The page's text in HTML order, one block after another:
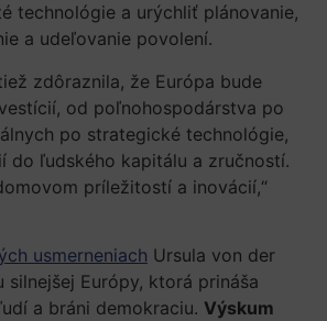
technológie a urýchliť plánovanie,
a udeľovanie povolení.
zdôraznila, že Európa bude
od poľnohospodárstva po
po strategické technológie,
do ľudského kapitálu a zručností.
príležitostí a inovácií,“
usmerneniach Ursula von der
silnejšej Európy, ktorá prináša
a bráni demokraciu. Výskum